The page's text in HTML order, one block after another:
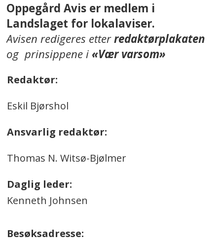
Oppegård Avis er medlem i
Landslaget for lokalaviser.
Avisen redigeres etterredaktørplakaten
og prinsippene i«Vær varsom»
Redaktør:
Eskil Bjørshol
Ansvarlig redaktør:
Thomas N. Witsø-Bjølmer
Daglig leder:
Kenneth Johnsen
Besøksadresse: